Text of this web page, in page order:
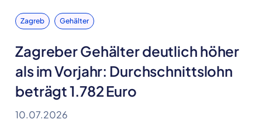
Zagreb Gehälter
Zagreber Gehälter deutlich höher
als im Vorjahr: Durchschnittslohn
beträgt 1.782 Euro
10.07.2026